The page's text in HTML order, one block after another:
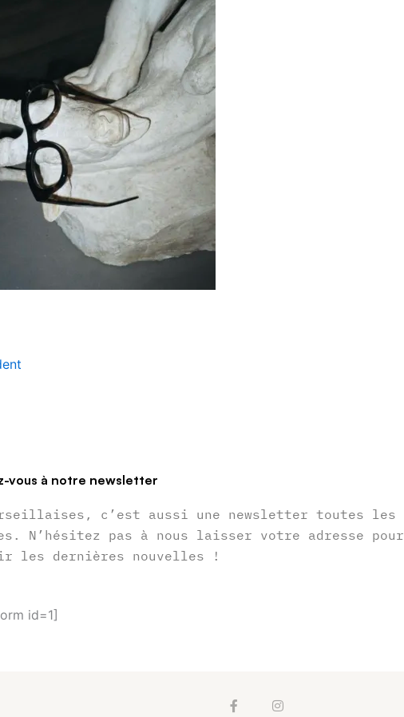
vous à notre newsletter
c’est aussi une newsletter toutes les
N’hésitez pas à nous laisser votre adresse pour
les dernières nouvelles !
id=1]
F
I